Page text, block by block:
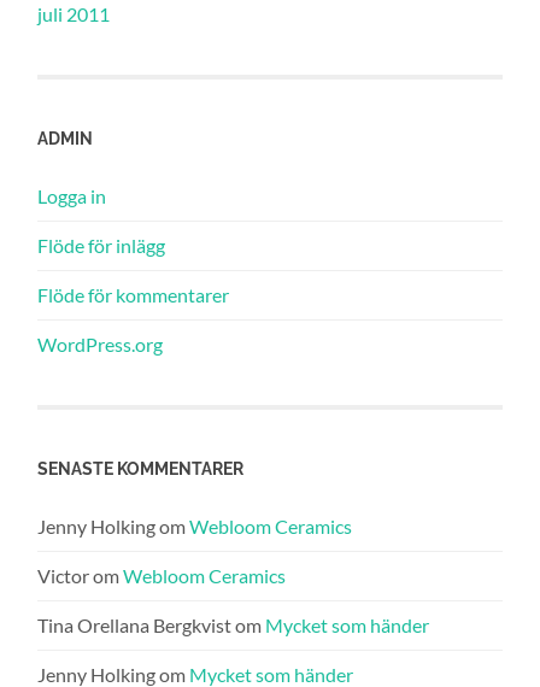
juli 2011
ADMIN
Logga in
Flöde för inlägg
Flöde för kommentarer
WordPress.org
SENASTE KOMMENTARER
Jenny HolkingomWebloom Ceramics
VictoromWebloom Ceramics
Tina Orellana Bergkvistom Mycket som händer
Jenny Holkingom Mycket som händer